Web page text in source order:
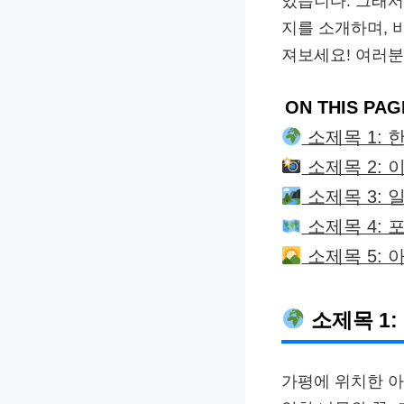
지를 소개하며,
져보세요! 여러
ON THIS
소제목 1:
소제목 2:
소제목 3:
소제목 4:
소제목 5:
소제목 1:
가평에 위치한